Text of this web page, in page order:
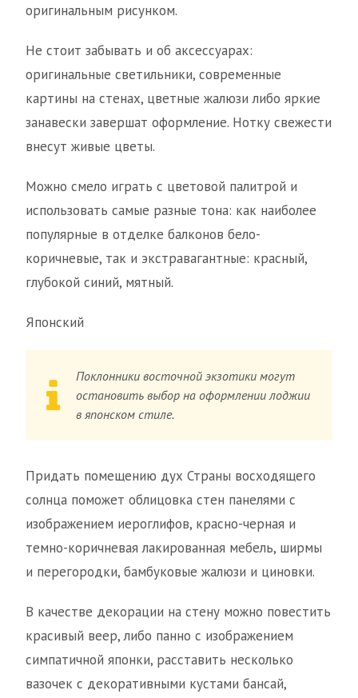
оригинальным рисунком.
Не стоит забывать и об аксессуарах:
оригинальные светильники, современные
картины на стенах, цветные жалюзи либо яркие
занавески завершат оформление. Нотку свежести
внесут живые цветы.
Можно смело играть с цветовой палитрой и
использовать самые разные тона: как наиболее
популярные в отделке балконов бело-
коричневые, так и экстравагантные: красный,
глубокой синий, мятный.
Японский
Поклонники восточной экзотики могут
остановить выбор на оформлении лоджии
в японском стиле.
Придать помещению дух Страны восходящего
солнца поможет облицовка стен панелями с
изображением иероглифов, красно-черная и
темно-коричневая лакированная мебель, ширмы
и перегородки, бамбуковые жалюзи и циновки.
В качестве декорации на стену можно повестить
красивый веер, либо панно с изображением
симпатичной японки, расставить несколько
вазочек с декоративными кустами бансай,